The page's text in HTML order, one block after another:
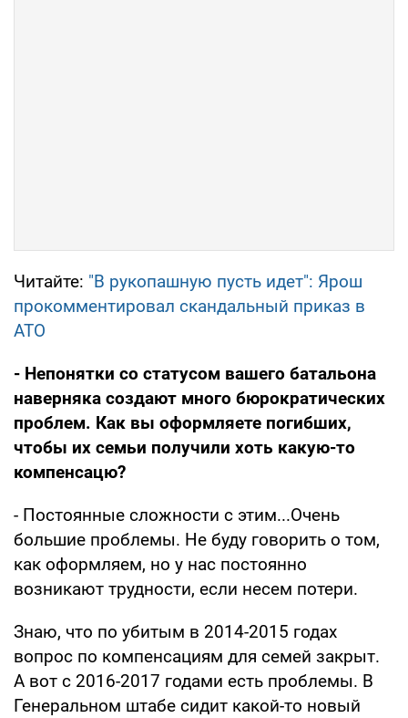
Читайте: "В рукопашную пусть идет": Ярош
прокомментировал скандальный приказ в
АТО
- Непонятки со статусом вашего батальона
наверняка создают много бюрократических
проблем. Как вы оформляете погибших,
чтобы их семьи получили хоть какую-то
компенсацю?
- Постоянные сложности с этим...Очень
большие проблемы. Не буду говорить о том,
как оформляем, но у нас постоянно
возникают трудности, если несем потери.
Знаю, что по убитым в 2014-2015 годах
вопрос по компенсациям для семей закрыт.
А вот с 2016-2017 годами есть проблемы. В
Генеральном штабе сидит какой-то новый